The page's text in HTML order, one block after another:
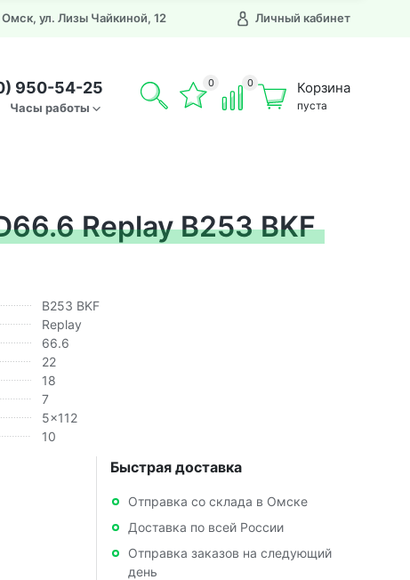
Омск, ул. Лизы Чайкиной, 12 Личный кабинет
950-54-25
Часы работы
0 0 Корзина
пуста
Replay B253 BKF
B253 BKF
Replay
66.6
22
18
7
5x112
10
Быстрая доставка
Отправка со склада в Омске
Доставка по всей России
Отправка заказов на следующий
день